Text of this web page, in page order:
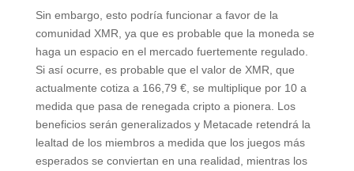
Sin embargo, esto podría funcionar a favor de la
comunidad XMR, ya que es probable que la moneda se
haga un espacio en el mercado fuertemente regulado.
Si así ocurre, es probable que el valor de XMR, que
actualmente cotiza a 166,79 €, se multiplique por 10 a
medida que pasa de renegada cripto a pionera. Los
beneficios serán generalizados y Metacade retendrá la
lealtad de los miembros a medida que los juegos más
esperados se conviertan en una realidad, mientras los